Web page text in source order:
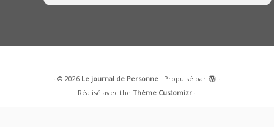
· © 2026 Le journal de Personne· Propulsé par
·
Réalisé avec theThème Customizr ·